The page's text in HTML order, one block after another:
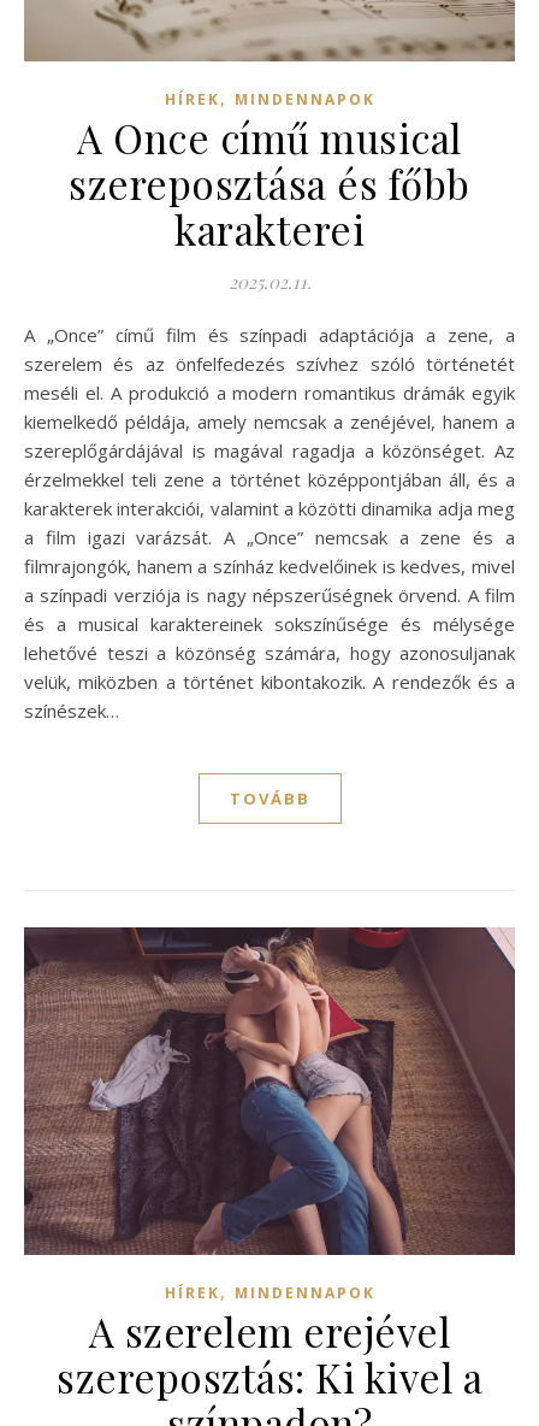
HÍREK, MINDENNAPOK
A Once című musical
szereposztása és főbb
karakterei
2025.02.11.
A „Once” című film és színpadi adaptációja a zene, a
szerelem és az önfelfedezés szívhez szóló történetét
meséli el. A produkció a modern romantikus drámák egyik
kiemelkedő példája, amely nemcsak a zenéjével, hanem a
szereplőgárdájával is magával ragadja a közönséget. Az
érzelmekkel teli zene a történet középpontjában áll, és a
karakterek interakciói, valamint a közötti dinamika adja meg
a film igazi varázsát. A „Once” nemcsak a zene és a
filmrajongók, hanem a színház kedvelőinek is kedves, mivel
a színpadi verziója is nagy népszerűségnek örvend. A film
és a musical karaktereinek sokszínűsége és mélysége
lehetővé teszi a közönség számára, hogy azonosuljanak
velük, miközben a történet kibontakozik. A rendezők és a
színészek…
TOVÁBB
HÍREK, MINDENNAPOK
A szerelem erejével
szereposztás: Ki kivel a